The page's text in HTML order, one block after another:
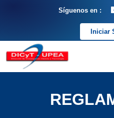
Síguenos en :
Iniciar